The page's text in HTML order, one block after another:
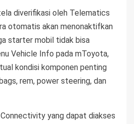
diverifikasi oleh Telematics
otomatis akan menonaktifkan
starter mobil tidak bisa
Vehicle Info pada mToyota,
kondisi komponen penting
rem, power steering, dan
yang dapat diakses